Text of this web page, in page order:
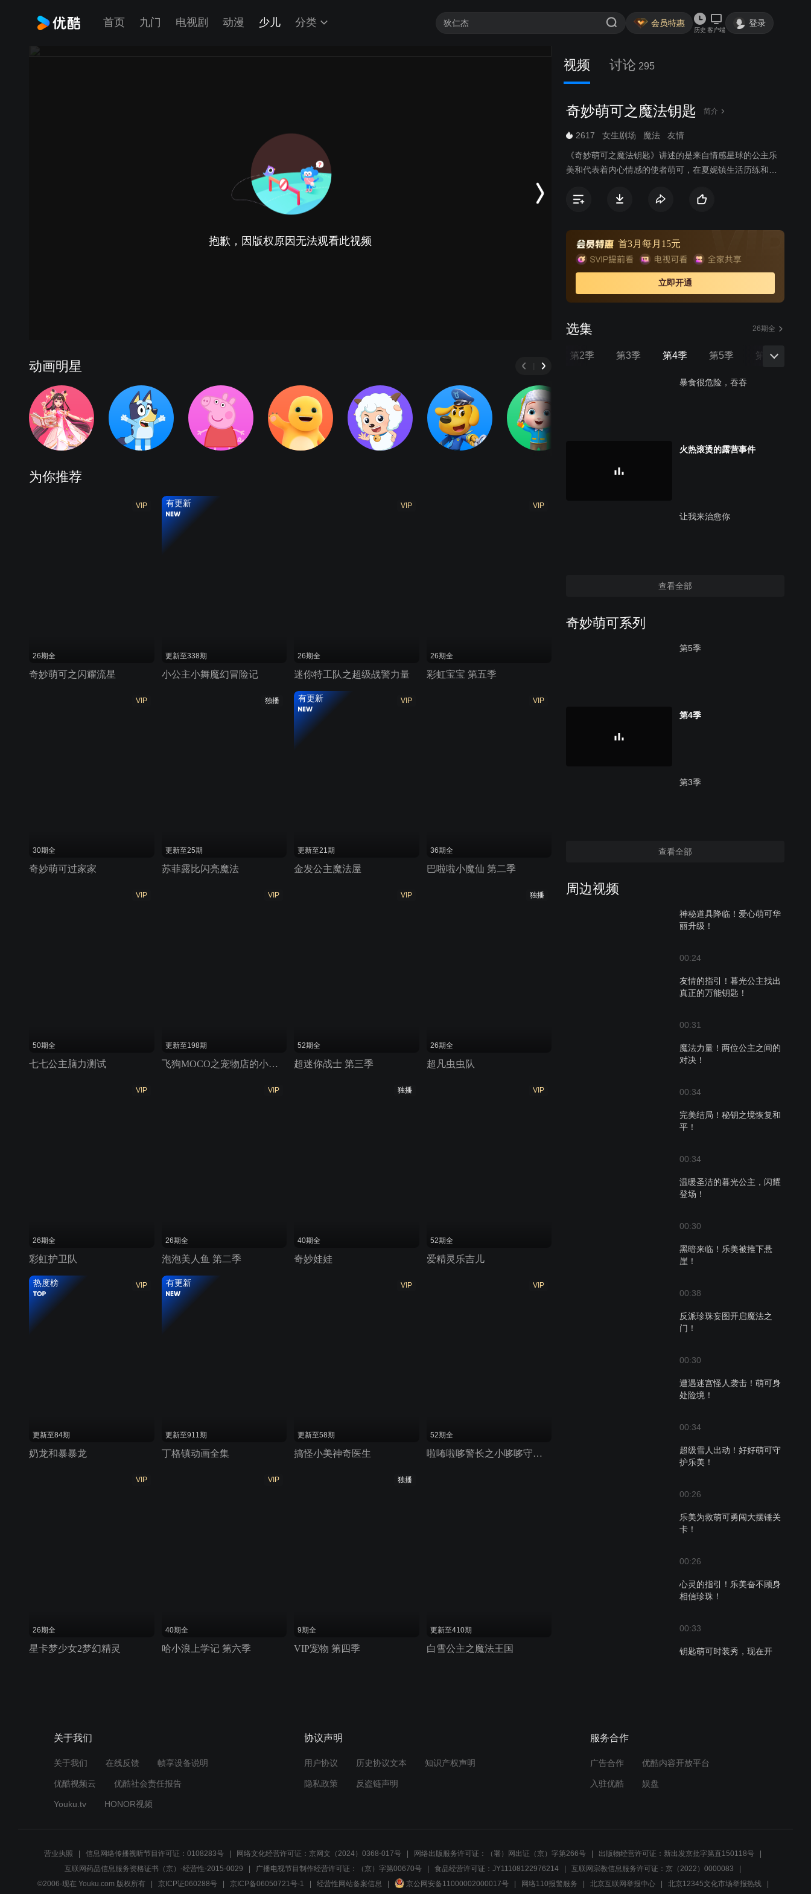
首页 九门 电视剧 动漫 少儿 分类 会员特惠
历史 客户端
登录
抱歉，因版权原因无法观看此视频
视频 讨论 295
奇妙萌可之魔法钥匙 简介
2617 女生剧场 魔法 友情
《奇妙萌可之魔法钥匙》讲述的是来自情感星球的公主乐
美和代表着内心情感的使者萌可，在夏妮镇生活历练和成
事。乐美的表妹珍珠私自释放了住在秘钥之境的钥匙萌可
起，破解重重困难，一起捕获所有的钥匙萌可。最后乐美
能否消除自己和珍珠之间的误会？珍珠的目的到底是什
么？情感星球能否恢复最初的平静……
首3月每月15元
立即开通
选集 26期全
第2季 第3季 第4季 第5季 第6季
暴食很危险，吞吞
火热滚烫的露营事件
让我来治愈你
查看全部
奇妙萌可系列
第5季
第4季
第3季
查看全部
周边视频
神秘道具降临！爱心萌可华
丽升级！
00:24
友情的指引！暮光公主找出
真正的万能钥匙！
00:31
魔法力量！两位公主之间的
对决！
00:34
完美结局！秘钥之境恢复和
平！
00:34
温暖圣洁的暮光公主，闪耀
登场！
00:30
黑暗来临！乐美被推下悬
崖！
00:38
反派珍珠妄图开启魔法之
门！
00:30
遭遇迷宫怪人袭击！萌可身
处险境！
00:34
超级雪人出动！好好萌可守
护乐美！
00:26
乐美为救萌可勇闯大摆锤关
卡！
00:26
心灵的指引！乐美奋不顾身
相信珍珠！
00:33
钥匙萌可时装秀，现在开
00:31
00:32
珍珠突然出现，抢走万能钥
匙！
动画明星
为你推荐
VIP
26期全
奇妙萌可之闪耀流星
有更新
更新至338期
小公主小舞魔幻冒险记
VIP
26期全
迷你特工队之超级战警力量
VIP
26期全
彩虹宝宝 第五季
VIP
30期全
奇妙萌可过家家
独播
更新至25期
苏菲露比闪亮魔法
VIP
有更新
更新至21期
金发公主魔法屋
VIP
36期全
巴啦啦小魔仙 第二季
VIP
50期全
七七公主脑力测试
VIP
更新至198期
飞狗MOCO之宠物店的小秘密
VIP
52期全
超迷你战士 第三季
独播
26期全
超凡虫虫队
VIP
26期全
彩虹护卫队
VIP
26期全
泡泡美人鱼 第二季
独播
40期全
奇妙娃娃
VIP
52期全
爱精灵乐吉儿
VIP
热度榜
更新至84期
奶龙和暴暴龙
有更新
更新至911期
丁格镇动画全集
VIP
更新至58期
搞怪小美神奇医生
VIP
52期全
啦咘啦哆警长之小哆哆守护计划
VIP
26期全
星卡梦少女2梦幻精灵
VIP
40期全
哈小浪上学记 第六季
独播
9期全
VIP宠物 第四季
更新至410期
白雪公主之魔法王国
关于我们
关于我们 在线反馈 帧享设备说明
优酷视频云 优酷社会责任报告
Youku.tv HONOR视频
协议声明
用户协议 历史协议文本 知识产权声明
隐私政策 反盗链声明
服务合作
广告合作 优酷内容开放平台
入驻优酷 娱盘
营业执照 信息网络传播视听节目许可证：0108283号 网络文化经营许可证：京网文（2024）0368-017号 网络出版服务许可证：（署）网出证（京）字第266号
出版物经营许可证：新出发京批字第直150118号
互联网药品信息服务资格证书（京）-经营性-2015-0029
广播电视节目制作经营许可证：（京）字第00670号 食品经营许可证：JY11108122976214
互联网宗教信息服务许可证：京（2022）0000083
©2006-现在 Youku.com 版权所有
京ICP证060288号 京ICP备06050721号-1 经营性网站备案信息 京公网安备11000002000017号 网络110报警服务 北京互联网举报中心 北京12345文化市场举报热线